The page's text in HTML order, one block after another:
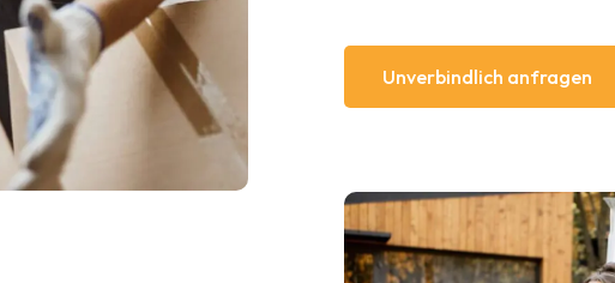
Unverbindlich anfragen